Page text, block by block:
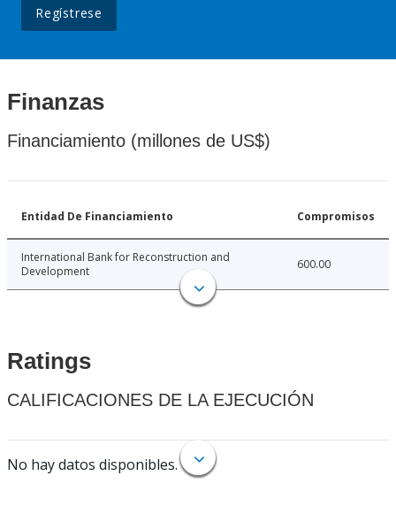
Regístrese
Finanzas
Financiamiento (millones de US$)
Entidad De Financiamiento Compromisos
International Bank for Reconstruction and
Development
600.00
Ratings
CALIFICACIONES DE LA EJECUCIÓN
No hay datos disponibles.